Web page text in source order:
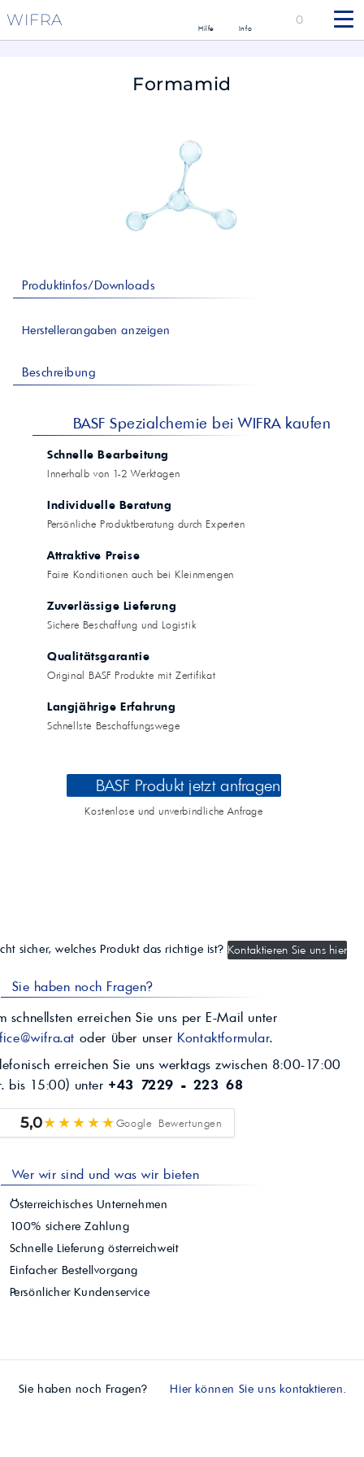
WIFRA Hilfe Info
0
Formamid
Produktinfos/Downloads
Herstellerangaben anzeigen
Beschreibung
BASF Spezialchemie bei WIFRA kaufen
Schnelle Bearbeitung
Innerhalb von 1-2 Werktagen
Individuelle Beratung
Persönliche Produktberatung durch Experten
Attraktive Preise
Faire Konditionen auch bei Kleinmengen
Zuverlässige Lieferung
Sichere Beschaffung und Logistik
Qualitätsgarantie
Original BASF Produkte mit Zertifikat
Langjährige Erfahrung
Schnellste Beschaffungswege
BASF Produkt jetzt anfragen
Kostenlose und unverbindliche Anfrage
sicher, welches Produkt das richtige ist? Kontaktieren Sie uns hier
Sie haben noch Fragen?
schnellsten erreichen Sie uns per E-Mail unter
oder über unser Kontaktformular.
erreichen Sie uns werktags zwischen 8:00-17:00
bis 15:00) unter +43 7229 - 223 68
5,0★★★★★Google Bewertungen
Wer wir sind und was wir bieten
Österreichisches Unternehmen
100% sichere Zahlung
Schnelle Lieferung österreichweit
Einfacher Bestellvorgang
Persönlicher Kundenservice
Sie haben noch Fragen? Hier können Sie uns kontaktieren.